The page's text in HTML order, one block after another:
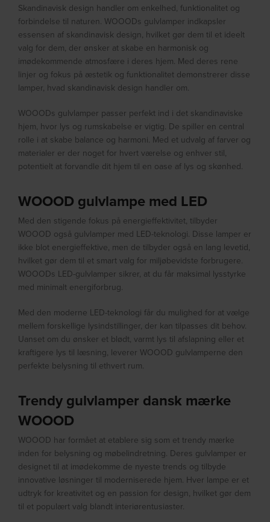
Skandinavisk design handler om enkelhed, funktionalitet og
forbindelse til naturen. WOOODs gulvlamper indkapsler
essensen af skandinavisk design, hvilket gør dem til et ideelt
valg for dem, der ønsker at skabe en harmonisk og
imødekommende atmosfære i deres hjem. Med deres rene
linjer og fokus på æstetik og funktionalitet demonstrerer disse
lamper, hvad skandinavisk design handler om.
WOOODs gulvlamper passer perfekt ind i det skandinaviske
hjem, hvor lys og rumskabelse er vigtig. De spiller en central
rolle i at skabe balance og harmoni. Med et udvalg af farver og
materialer er der noget for hvert værelse og enhver stil,
potentielt at forvandle dit hjem til en oase af lys og skønhed.
WOOOD gulvlampe med LED
Med den stigende fokus på energieffektivitet, tilbyder
WOOOD også gulvlamper med LED-teknologi. Disse lamper er
ikke blot energieffektive, men de tilbyder også en lang levetid,
hvilket gør dem til et smart valg for miljøbevidste forbrugere.
WOOODs LED-gulvlamper sikrer, at du får maksimal lysstyrke
med minimalt energiforbrug.
Med den moderne LED-teknologi får du mulighed for at vælge
mellem forskellige lysindstillinger, der kan tilpasses dit behov.
Uanset om du ønsker et blødt, varmt lys til afslapning eller et
kraftigere lys til læsning, leverer WOOOD gulvlamperne den
perfekte belysning til ethvert rum.
Trendy gulvlamper dansk mærke
WOOOD
WOOOD har formået at etablere sig som et trendy mærke
inden for belysning og møbelindretning. Deres gulvlamper er
designet til at imødekomme de nyeste trends og tilbyde
innovative løsninger til moderniserede hjem. Hver lampe er et
udtryk for kreativitet og en passion for design, hvilket gør dem
til et populært valg blandt interiørentusiaster.